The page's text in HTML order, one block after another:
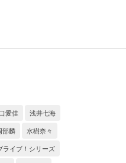
愛佳
浅井七海
部麟
水樹奈々
ライブ！シリーズ